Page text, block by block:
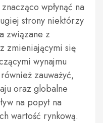
wpłynąć na
strony niektórzy
związane z
zmieniającymi się
wynajmu
zauważyć,
oraz globalne
na popyt na
wartość rynkową.